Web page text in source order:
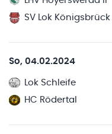
SV Lok Königsbrück
So, 04.02.2024
Lok Schleife
HC Rödertal